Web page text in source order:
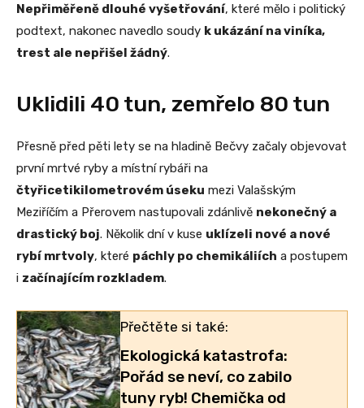
Nepřiměřeně dlouhé vyšetřování, které mělo i politický
podtext, nakonec navedlo soudy k ukázání na viníka,
trest ale nepřišel žádný.
Uklidili 40 tun, zemřelo 80 tun
Přesně před pěti lety se na hladině Bečvy začaly objevovat
první mrtvé ryby a místní rybáři na
čtyřicetikilometrovém úseku mezi Valašským
Meziříčím a Přerovem nastupovali zdánlivě nekonečný a
drastický boj. Několik dní v kuse uklízeli nové a nové
rybí mrtvoly, které páchly po chemikáliích a postupem
i začínajícím rozkladem.
Přečtěte si také:
Ekologická katastrofa:
Pořád se neví, co zabilo
tuny ryb! Chemička od